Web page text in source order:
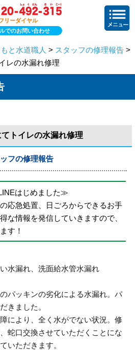
リーダイヤル
でのお問い合わせ
と水道職人 > スタッフの修理報告 >
レの水漏れ修理
トイレの水漏れ修理
フの修理報告
はじめました≫
応急処置、日ごろからできるお手
な情報を発信していきますので、
す！
水漏れ、洗面給水管水漏れ
パッキンの劣化による水漏れ。パ
きました。
により、全く水がでない状況。修
蛇口交換させていただくことにな
いただきます。